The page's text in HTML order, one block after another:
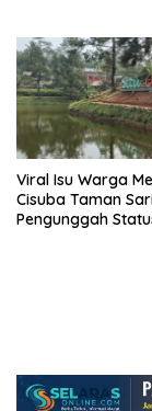
Viral Isu Warga
Cisuba Taman
Pengunggah